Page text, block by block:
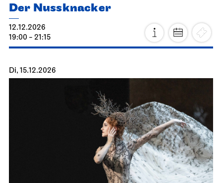
Der Nussknacker
12.12.2026
19:00 - 21:15
Di, 15.12.2026